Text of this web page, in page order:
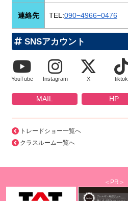
連絡先 TEL:090−4966−0476
SNSアカウント
YouTube Instagram X tiktok
MAIL HP
トレードショー一覧へ
クラスルーム一覧へ
＜PR＞